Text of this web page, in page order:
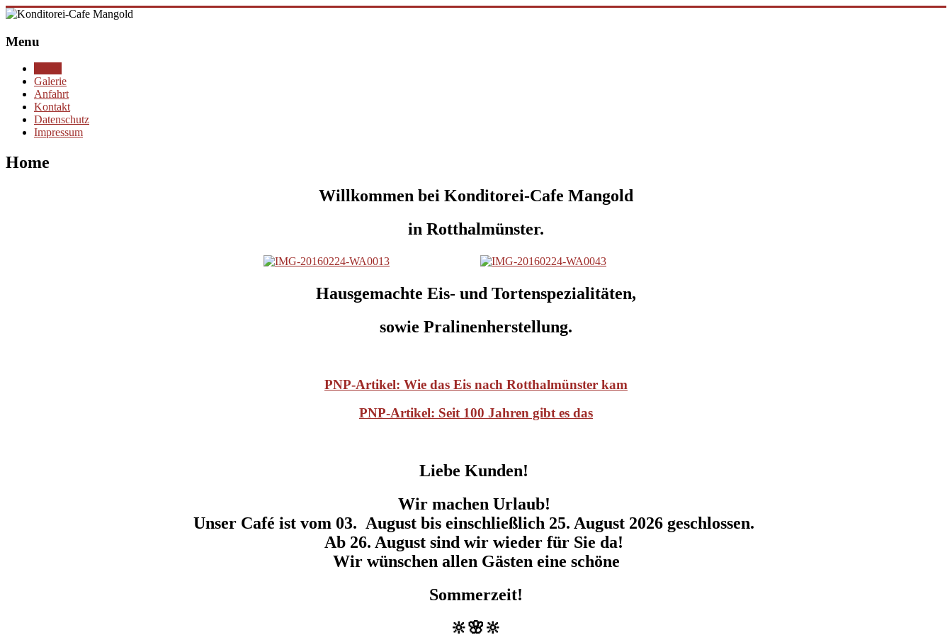
Menu
Galerie
Anfahrt
Kontakt
Datenschutz
Impressum
Home
Willkommen bei Konditorei-Cafe Mangold
in Rotthalmünster.
Hausgemachte Eis- und Tortenspezialitäten,
sowie Pralinenherstellung.
PNP-Artikel: Wie das Eis nach Rotthalmünster kam
PNP-Artikel: Seit 100 Jahren gibt es das
Liebe Kunden!
Wir machen Urlaub!
Unser Café ist vom 03. August bis einschließlich 25. August 2026 geschlossen.
Ab 26. August sind wir wieder für Sie da!
Wir wünschen allen Gästen eine schöne
Sommerzeit!
🔆🌸🔆